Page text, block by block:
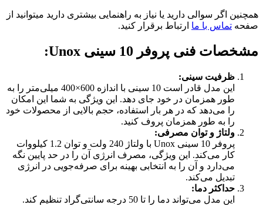
همچنین اگر سوالی دارید یا نیاز به راهنمایی بیشتری دارید میتوانید از
صفحه تماس با ما ارتباط برقرار کنید.
مشخصات فنی پروفر 10 سینی
ظرفیت سینی:
این مدل قادر است 10 سینی با اندازه 600×400 میلی‌متر را به
طور همزمان در خود جای دهد. این ویژگی به شما این امکان
را می‌دهد که در هر بار استفاده، حجم بالایی از محصولات خود
را به طور همزمان پروف کنید.
ولتاژ و توان مصرفی:
پروفر 10 سینی Unox با ولتاژ 240 ولت و توان 1.2 کیلووات
کار می‌کند. این ویژگی، مصرف انرژی آن را در حد پایین نگه
می‌دارد و آن را به انتخابی بهینه برای صرفه‌جویی در انرژی
تبدیل می‌کند.
حداکثر دما:
این مدل می‌تواند دما را تا 50 درجه سانتی‌گراد تنظیم کند.